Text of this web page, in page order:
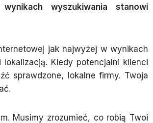
wyszukiwania stanowi
jak najwyżej w wynikach
Kiedy potencjalni klienci
sprawdzone, lokalne firmy. Twoja
Musimy zrozumieć, co robią Twoi